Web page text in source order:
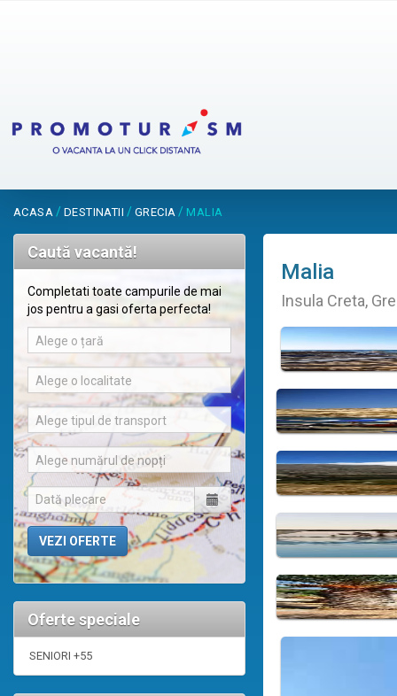
ACASA / DESTINATII / GRECIA / MALIA
Caută vacantă!
Completati toate campurile de mai
jos pentru a gasi oferta perfecta!
Alege o țară
Alege o localitate
Alege tipul de transport
Alege numărul de nopți
Oferte speciale
SENIORI +55
Malia
Insula Creta,